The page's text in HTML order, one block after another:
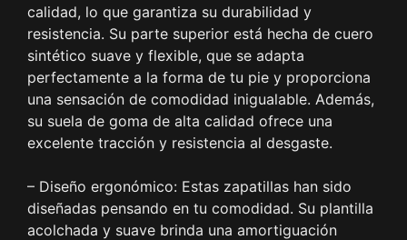
calidad, lo que garantiza su durabilidad y
resistencia. Su parte superior está hecha de cuero
sintético suave y flexible, que se adapta
perfectamente a la forma de tu pie y proporciona
una sensación de comodidad inigualable. Además,
su suela de goma de alta calidad ofrece una
excelente tracción y resistencia al desgaste.
– Diseño ergonómico: Estas zapatillas han sido
diseñadas pensando en tu comodidad. Su plantilla
acolchada y suave brinda una amortiguación